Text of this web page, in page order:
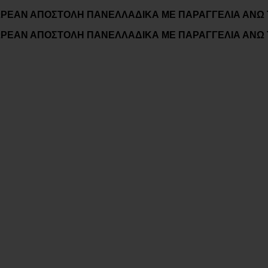
ΑΠΟΣΤΟΛΗ ΠΑΝΕΛΛΑΔΙΚΑ ΜΕ ΠΑΡΑΓΓΕΛΙΑ ΑΝΩ
ΑΠΟΣΤΟΛΗ ΠΑΝΕΛΛΑΔΙΚΑ ΜΕ ΠΑΡΑΓΓΕΛΙΑ ΑΝΩ